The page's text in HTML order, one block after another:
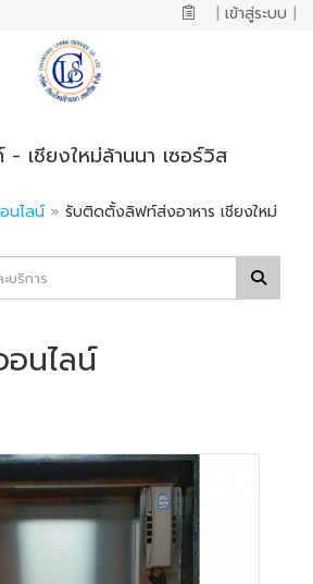
| เข้าสู่ระบบ |
เชียงใหม่ล้านนา เซอร์วิส
นไลน์ » รับติดตั้งลิฟท์ส่งอาหาร เชียงใหม่
นไลน์